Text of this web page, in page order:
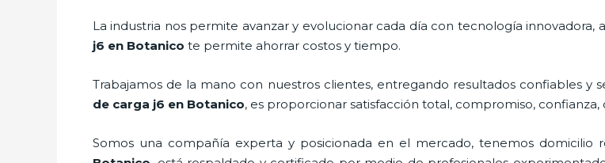
La industria nos permite avanzar y evolucionar cada día con tecnología
j6 en Botanico te permite ahorrar costos y tiempo.
Trabajamos de la mano con nuestros clientes, entregando resultados confiables y
de carga j6 en Botanico, es proporcionar satisfacción total, compromiso,
Somos una compañía experta y posicionada en el mercado, tenemos domicilio